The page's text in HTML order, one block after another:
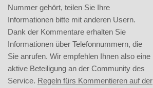
Nummer gehört, teilen Sie Ihre
Informationen bitte mit anderen Usern.
Dank der Kommentare erhalten Sie
Informationen über Telefonnummern, die
Sie anrufen. Wir empfehlen Ihnen also eine
aktive Beteiligung an der Community des
Service. Regeln fürs Kommentieren auf der